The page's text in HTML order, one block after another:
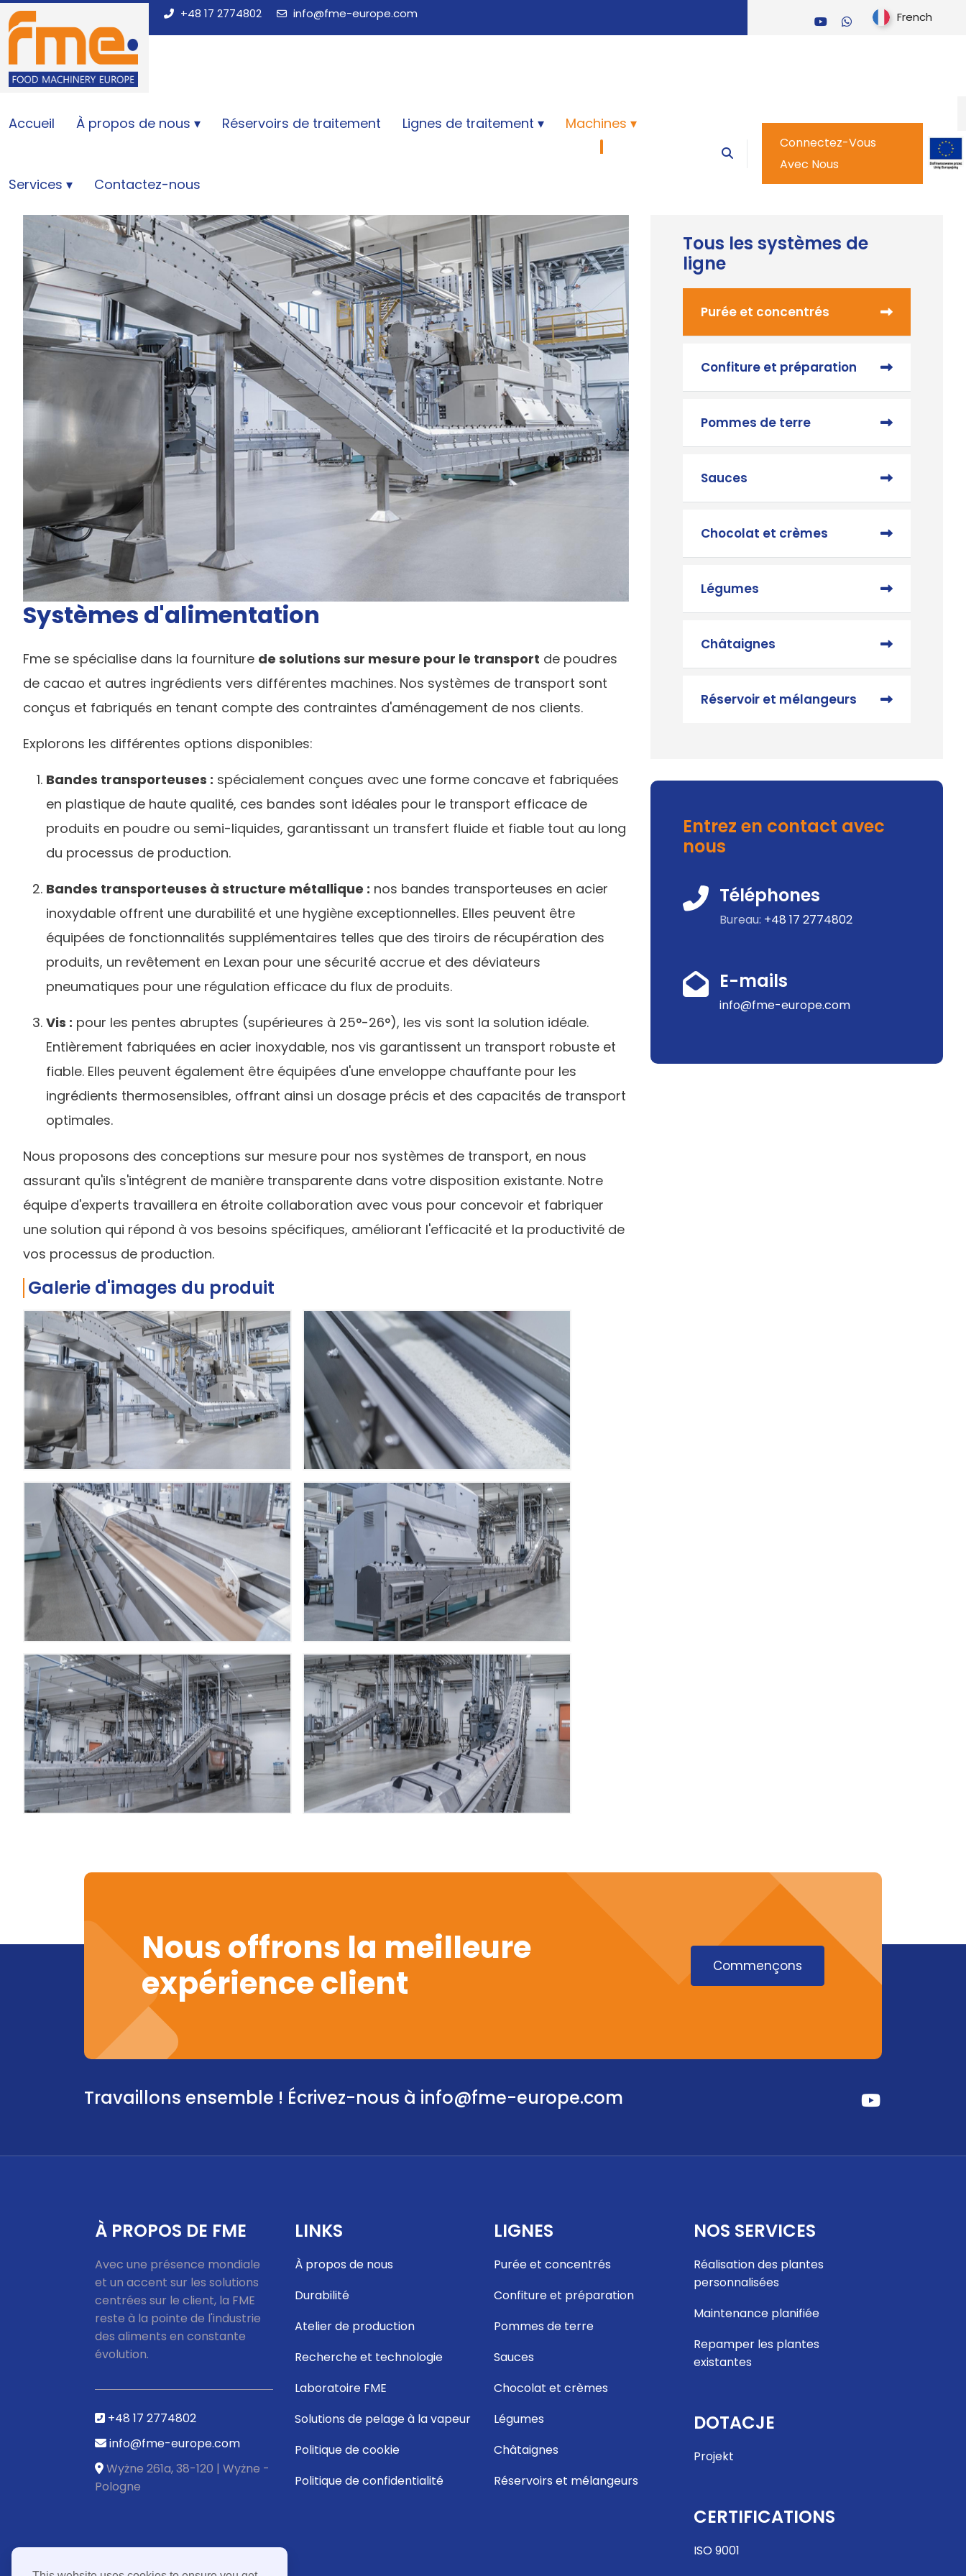
+48 17 2774802 info@fme-europe.com French
Accueil À propos de nous Réservoirs de traitement Lignes de traitement Machines
Services Contactez-nous
Connectez-Vous
Avec Nous
Accueil Machines
Systèmes d'alimentation
Fme se spécialise dans la fourniture de solutions sur mesure pour le transport de poudres
de cacao et autres ingrédients vers différentes machines. Nos systèmes de transport sont
conçus et fabriqués en tenant compte des contraintes d'aménagement de nos clients.
Explorons les différentes options disponibles:
Bandes transporteuses : spécialement conçues avec une forme concave et fabriquées
en plastique de haute qualité, ces bandes sont idéales pour le transport efficace de
produits en poudre ou semi-liquides, garantissant un transfert fluide et fiable tout au long
du processus de production.
Bandes transporteuses à structure métallique : nos bandes transporteuses en acier
inoxydable offrent une durabilité et une hygiène exceptionnelles. Elles peuvent être
équipées de fonctionnalités supplémentaires telles que des tiroirs de récupération des
produits, un revêtement en Lexan pour une sécurité accrue et des déviateurs
pneumatiques pour une régulation efficace du flux de produits.
Vis : pour les pentes abruptes (supérieures à 25°-26°), les vis sont la solution idéale.
Entièrement fabriquées en acier inoxydable, nos vis garantissent un transport robuste et
fiable. Elles peuvent également être équipées d'une enveloppe chauffante pour les
ingrédients thermosensibles, offrant ainsi un dosage précis et des capacités de transport
optimales.
Nous proposons des conceptions sur mesure pour nos systèmes de transport, en nous
assurant qu'ils s'intégrent de manière transparente dans votre disposition existante. Notre
équipe d'experts travaillera en étroite collaboration avec vous pour concevoir et fabriquer
une solution qui répond à vos besoins spécifiques, améliorant l'efficacité et la productivité de
vos processus de production.
Galerie d'images du produit
Tous les systèmes de
ligne
Purée et concentrés
Confiture et préparation
Pommes de terre
Sauces
Chocolat et crèmes
Légumes
Châtaignes
Réservoir et mélangeurs
Entrez en contact avec
nous
Téléphones
Bureau: +48 17 2774802
E-mails
info@fme-europe.com
Nous offrons la meilleure
expérience client
Commençons
Travaillons ensemble ! Écrivez-nous à info@fme-europe.com
Youtube
À PROPOS DE FME
Avec une présence mondiale
et un accent sur les solutions
centrées sur le client, la FME
reste à la pointe de l'industrie
des aliments en constante
évolution.
+48 17 2774802
info@fme-europe.com
Wyżne 261a, 38-120 | Wyżne -
Pologne
LINKS
À propos de nous
Durabilité
Atelier de production
Recherche et technologie
Laboratoire FME
Solutions de pelage à la vapeur
Politique de cookie
Politique de confidentialité
LIGNES
Purée et concentrés
Confiture et préparation
Pommes de terre
Sauces
Chocolat et crèmes
Légumes
Châtaignes
Réservoirs et mélangeurs
NOS SERVICES
Réalisation des plantes
personnalisées
Maintenance planifiée
Repamper les plantes
existantes
DOTACJE
Projekt
CERTIFICATIONS
ISO 9001